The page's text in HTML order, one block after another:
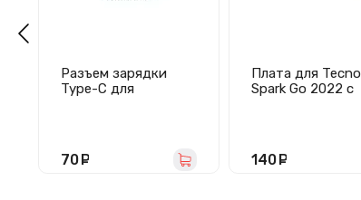
Разъем зарядки
Type-C для
70
Плата для Tecno
Spark Go 2022 с
140